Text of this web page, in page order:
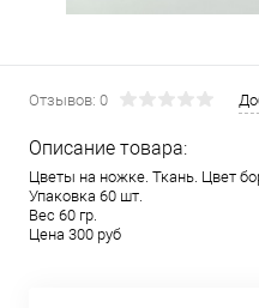
Отзывов: 0
Описание товара:
Цветы на ножке. Ткань. Цвет
Упаковка 60 шт.
Вес 60 гр.
Цена 300 руб